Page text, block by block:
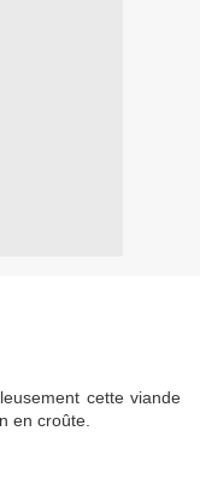
cette viande
en croûte.